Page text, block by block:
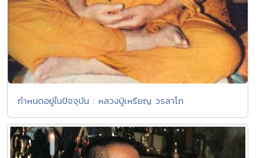
กำหนดอยู่ในปัจจุบัน : หลวงปู่เหรียญ วรลาโภ